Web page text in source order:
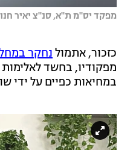
מפקד יס''מ ת''א, סנ''צ יאיר
כזכור, אתמול נחקר
מפקודיו, בחשד
במחיאות כפיים על ידי